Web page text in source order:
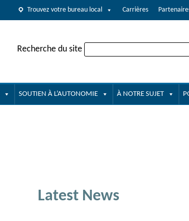
Trouvez votre bureau local Carrières
Recherche du site
SOUTIEN À L’AUTONOMIE À NOTRE SUJET
Latest News